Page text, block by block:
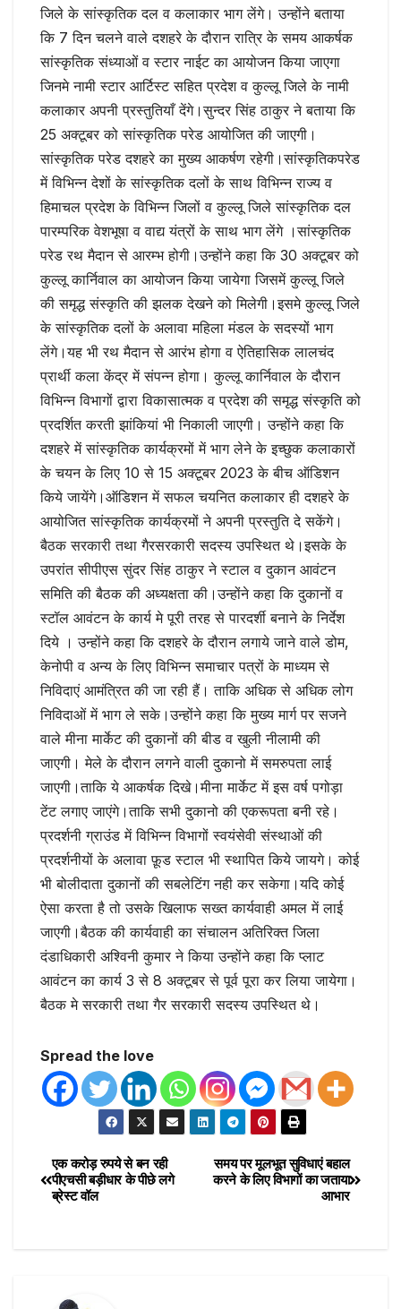
जिले के सांस्कृतिक दल व कलाकार भाग लेंगे। उन्होंने बताया
कि 7 दिन चलने वाले दशहरे के दौरान रात्रि के समय आकर्षक
सांस्कृतिक संध्याओं व स्टार नाईट का आयोजन किया जाएगा
जिनमे नामी स्टार आर्टिस्ट सहित प्रदेश व कुल्लू जिले के नामी
कलाकार अपनी प्रस्तुतियाँ देंगे।सुन्दर सिंह ठाकुर ने बताया कि
25 अक्टूबर को सांस्कृतिक परेड आयोजित की जाएगी।
सांस्कृतिक परेड दशहरे का मुख्य आकर्षण रहेगी।सांस्कृतिकपरेड
में विभिन्न देशों के सांस्कृतिक दलों के साथ विभिन्न राज्य व
हिमाचल प्रदेश के विभिन्न जिलों व कुल्लू जिले सांस्कृतिक दल
पारम्परिक वेशभूषा व वाद्य यंत्रों के साथ भाग लेंगे ।सांस्कृतिक
परेड रथ मैदान से आरम्भ होगी।उन्होंने कहा कि 30 अक्टूबर को
कुल्लू कार्निवाल का आयोजन किया जायेगा जिसमें कुल्लू जिले
की समृद्ध संस्कृति की झलक देखने को मिलेगी।इसमे कुल्लू जिले
के सांस्कृतिक दलों के अलावा महिला मंडल के सदस्यों भाग
लेंगे।यह भी रथ मैदान से आरंभ होगा व ऐतिहासिक लालचंद
प्रार्थी कला केंद्र में संपन्न होगा। कुल्लू कार्निवाल के दौरान
विभिन्न विभागों द्वारा विकासात्मक व प्रदेश की समृद्ध संस्कृति को
प्रदर्शित करती झांकियां भी निकाली जाएगी। उन्होंने कहा कि
दशहरे में सांस्कृतिक कार्यक्रमों में भाग लेने के इच्छुक कलाकारों
के चयन के लिए 10 से 15 अक्टूबर 2023 के बीच ऑडिशन
किये जायेंगे।ऑडिशन में सफल चयनित कलाकार ही दशहरे के
आयोजित सांस्कृतिक कार्यक्रमों ने अपनी प्रस्तुति दे सकेंगे।
बैठक सरकारी तथा गैरसरकारी सदस्य उपस्थित थे।इसके के
उपरांत सीपीएस सुंदर सिंह ठाकुर ने स्टाल व दुकान आवंटन
समिति की बैठक की अध्यक्षता की।उन्होंने कहा कि दुकानों व
स्टॉल आवंटन के कार्य मे पूरी तरह से पारदर्शी बनाने के निर्देश
दिये । उन्होंने कहा कि दशहरे के दौरान लगाये जाने वाले डोम,
केनोपी व अन्य के लिए विभिन्न समाचार पत्रों के माध्यम से
निविदाएं आमंत्रित की जा रही हैं। ताकि अधिक से अधिक लोग
निविदाओं में भाग ले सके।उन्होंने कहा कि मुख्य मार्ग पर सजने
वाले मीना मार्केट की दुकानों की बीड व खुली नीलामी की
जाएगी। मेले के दौरान लगने वाली दुकानो में समरुपता लाई
जाएगी।ताकि ये आकर्षक दिखे।मीना मार्केट में इस वर्ष पगोड़ा
टेंट लगाए जाएंगे।ताकि सभी दुकानो की एकरूपता बनी रहे।
प्रदर्शनी ग्राउंड में विभिन्न विभागों स्वयंसेवी संस्थाओं की
प्रदर्शनीयों के अलावा फ़ूड स्टाल भी स्थापित किये जायगे। कोई
भी बोलीदाता दुकानों की सबलेटिंग नही कर सकेगा।यदि कोई
ऐसा करता है तो उसके खिलाफ सख्त कार्यवाही अमल में लाई
जाएगी।बैठक की कार्यवाही का संचालन अतिरिक्त जिला
दंडाधिकारी अश्विनी कुमार ने किया उन्होंने कहा कि प्लाट
आवंटन का कार्य 3 से 8 अक्टूबर से पूर्व पूरा कर लिया जायेगा।
बैठक मे सरकारी तथा गैर सरकारी सदस्य उपस्थित थे।
Spread the love
समय पर मूलभूत सुविधाएं बहाल
करने के लिए विभागों का जताया
आभार
एक करोड़ रुपये से बन रही
पीएचसी बड़ीधार के पीछे लगे
ब्रेस्ट वॉल